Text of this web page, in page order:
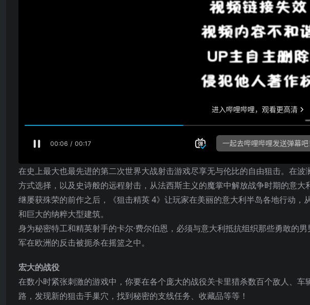
在史上最大也最先进的第二次世界大战射击游戏尽享无与伦比的自由狙击。在
方式选择，以及史诗般的远程射击，从法西斯主义的魔掌中解放战争时期的意大
继屡获殊荣的前作之后，《狙击精英 4》让玩家在美丽的意大利半岛各地行动
和巨大的纳粹大型建筑。
身为秘密特工和精英射手的卡尔·费尔伯恩，必须与意大利抵抗组织那些勇敢的
军在欧洲的反击被扼杀在摇篮之中。
宏大的战役
在数小时紧张刺激的游戏中，你要在各个庞大的战役关卡里猎杀数百个敌人、 车
路，发现新的狙击手巢穴，找到秘密的支线任务、收藏品等等！